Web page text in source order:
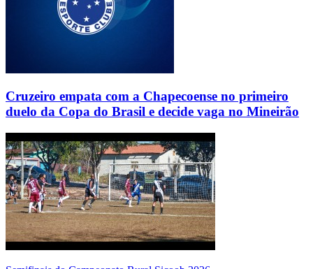
Cruzeiro empata com a Chapecoense no primeiro
duelo da Copa do Brasil e decide vaga no Mineirão